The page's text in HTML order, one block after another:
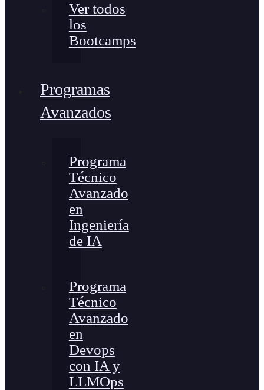
Ver todos
los
Bootcamps
Programas
Avanzados
Programa
Técnico
Avanzado
en
Ingeniería
de IA
Programa
Técnico
Avanzado
en
Devops
con IA y
LLMOps